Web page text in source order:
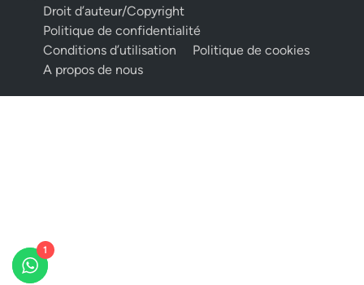
Droit d’auteur/Copyright
Politique de confidentialité
Conditions d’utilisation
Politique de cookies
A propos de nous
1